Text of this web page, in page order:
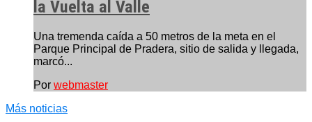
la Vuelta al Valle
Una tremenda caída a 50 metros de la meta en el
Parque Principal de Pradera, sitio de salida y llegada,
marcó...
Por webmaster
Más noticias